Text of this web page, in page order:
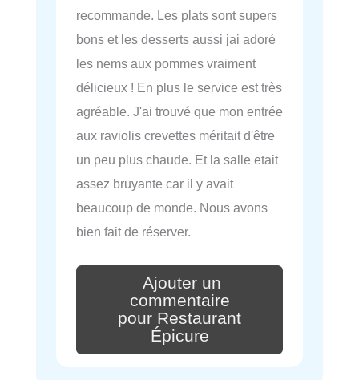
recommande. Les plats sont supers
bons et les desserts aussi jai adoré
les nems aux pommes vraiment
délicieux ! En plus le service est très
agréable. J'ai trouvé que mon entrée
aux raviolis crevettes méritait d'être
un peu plus chaude. Et la salle etait
assez bruyante car il y avait
beaucoup de monde. Nous avons
bien fait de réserver.
Ajouter un
commentaire
pour Restaurant
Épicure